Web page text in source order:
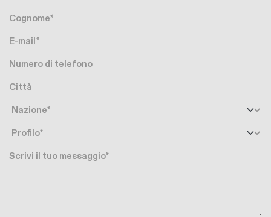
Cognome
E-mail
Numero di telefono
Città
Nazione
Profilo
Messaggio